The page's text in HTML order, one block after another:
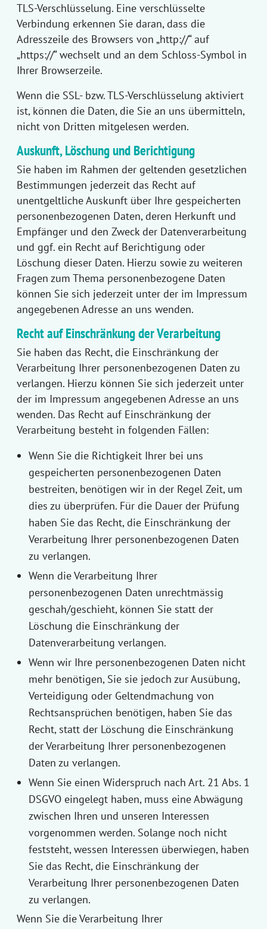
TLS-Verschlüsselung. Eine verschlüsselte
Verbindung erkennen Sie daran, dass die
Adresszeile des Browsers von „http://“ auf
„https://“ wechselt und an dem Schloss-Symbol in
Ihrer Browserzeile.
Wenn die SSL- bzw. TLS-Verschlüsselung aktiviert
ist, können die Daten, die Sie an uns übermitteln,
nicht von Dritten mitgelesen werden.
Auskunft, Löschung und Berichtigung
Sie haben im Rahmen der geltenden gesetzlichen
Bestimmungen jederzeit das Recht auf
unentgeltliche Auskunft über Ihre gespeicherten
personenbezogenen Daten, deren Herkunft und
Empfänger und den Zweck der Datenverarbeitung
und ggf. ein Recht auf Berichtigung oder
Löschung dieser Daten. Hierzu sowie zu weiteren
Fragen zum Thema personenbezogene Daten
können Sie sich jederzeit unter der im Impressum
angegebenen Adresse an uns wenden.
Recht auf Einschränkung der Verarbeitung
Sie haben das Recht, die Einschränkung der
Verarbeitung Ihrer personenbezogenen Daten zu
verlangen. Hierzu können Sie sich jederzeit unter
der im Impressum angegebenen Adresse an uns
wenden. Das Recht auf Einschränkung der
Verarbeitung besteht in folgenden Fällen:
Wenn Sie die Richtigkeit Ihrer bei uns
gespeicherten personenbezogenen Daten
bestreiten, benötigen wir in der Regel Zeit, um
dies zu überprüfen. Für die Dauer der Prüfung
haben Sie das Recht, die Einschränkung der
Verarbeitung Ihrer personenbezogenen Daten
zu verlangen.
Wenn die Verarbeitung Ihrer
personenbezogenen Daten unrechtmässig
geschah/geschieht, können Sie statt der
Löschung die Einschränkung der
Datenverarbeitung verlangen.
Wenn wir Ihre personenbezogenen Daten nicht
mehr benötigen, Sie sie jedoch zur Ausübung,
Verteidigung oder Geltendmachung von
Rechtsansprüchen benötigen, haben Sie das
Recht, statt der Löschung die Einschränkung
der Verarbeitung Ihrer personenbezogenen
Daten zu verlangen.
Wenn Sie einen Widerspruch nach Art. 21 Abs. 1
DSGVO eingelegt haben, muss eine Abwägung
zwischen Ihren und unseren Interessen
vorgenommen werden. Solange noch nicht
feststeht, wessen Interessen überwiegen, haben
Sie das Recht, die Einschränkung der
Verarbeitung Ihrer personenbezogenen Daten
zu verlangen.
Wenn Sie die Verarbeitung Ihrer